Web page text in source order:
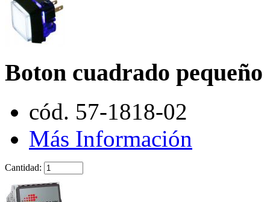
Boton cuadrado pequeño
cód. 57-1818-02
Más Información
Cantidad: